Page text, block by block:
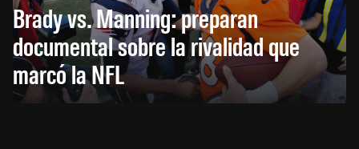
Brady vs. Manning: preparan
documental sobre la rivalidad que
marcó la NFL